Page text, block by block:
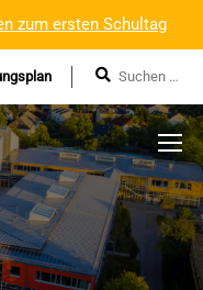
zum ersten Schultag